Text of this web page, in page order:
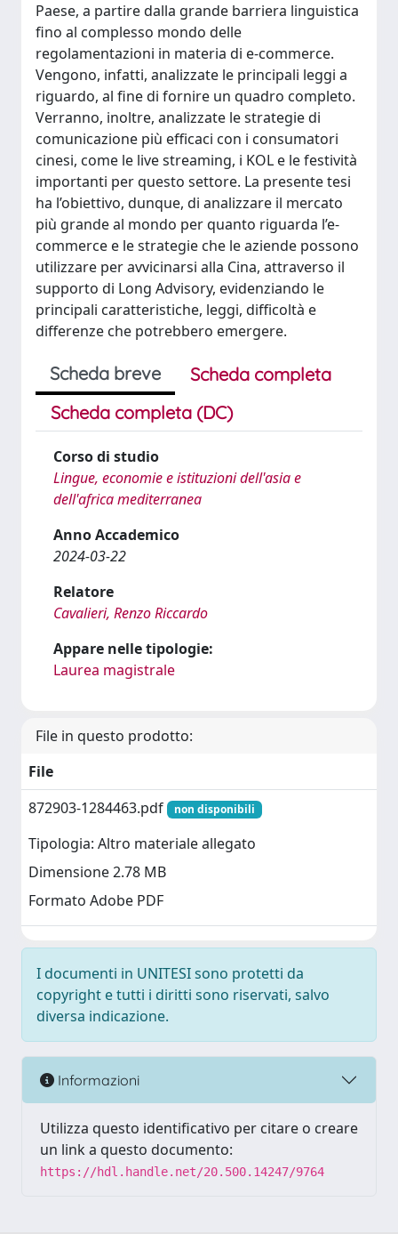
Paese, a partire dalla grande barriera linguistica
fino al complesso mondo delle
regolamentazioni in materia di e-commerce.
Vengono, infatti, analizzate le principali leggi a
riguardo, al fine di fornire un quadro completo.
Verranno, inoltre, analizzate le strategie di
comunicazione più efficaci con i consumatori
cinesi, come le live streaming, i KOL e le festività
importanti per questo settore. La presente tesi
ha l’obiettivo, dunque, di analizzare il mercato
più grande al mondo per quanto riguarda l’e-
commerce e le strategie che le aziende possono
utilizzare per avvicinarsi alla Cina, attraverso il
supporto di Long Advisory, evidenziando le
principali caratteristiche, leggi, difficoltà e
differenze che potrebbero emergere.
Scheda breve
Scheda completa
Scheda completa (DC)
Corso di studio
Lingue, economie e istituzioni dell'asia e
dell'africa mediterranea
Anno Accademico
2024-03-22
Relatore
Cavalieri, Renzo Riccardo
Appare nelle tipologie:
Laurea magistrale
File in questo prodotto:
File
872903-1284463.pdf
non disponibili
Tipologia: Altro materiale allegato
Dimensione 2.78 MB
Formato Adobe PDF
I documenti in UNITESI sono protetti da
copyright e tutti i diritti sono riservati, salvo
diversa indicazione.
Informazioni
Utilizza questo identificativo per citare o creare
un link a questo documento:
https://hdl.handle.net/20.500.14247/9764